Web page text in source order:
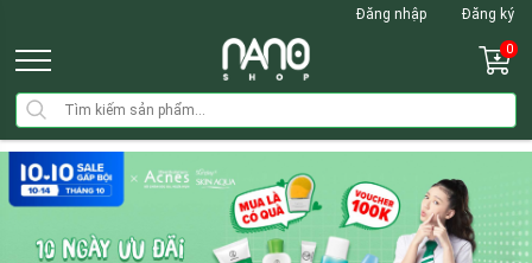
Đăng nhập Đăng ký
0